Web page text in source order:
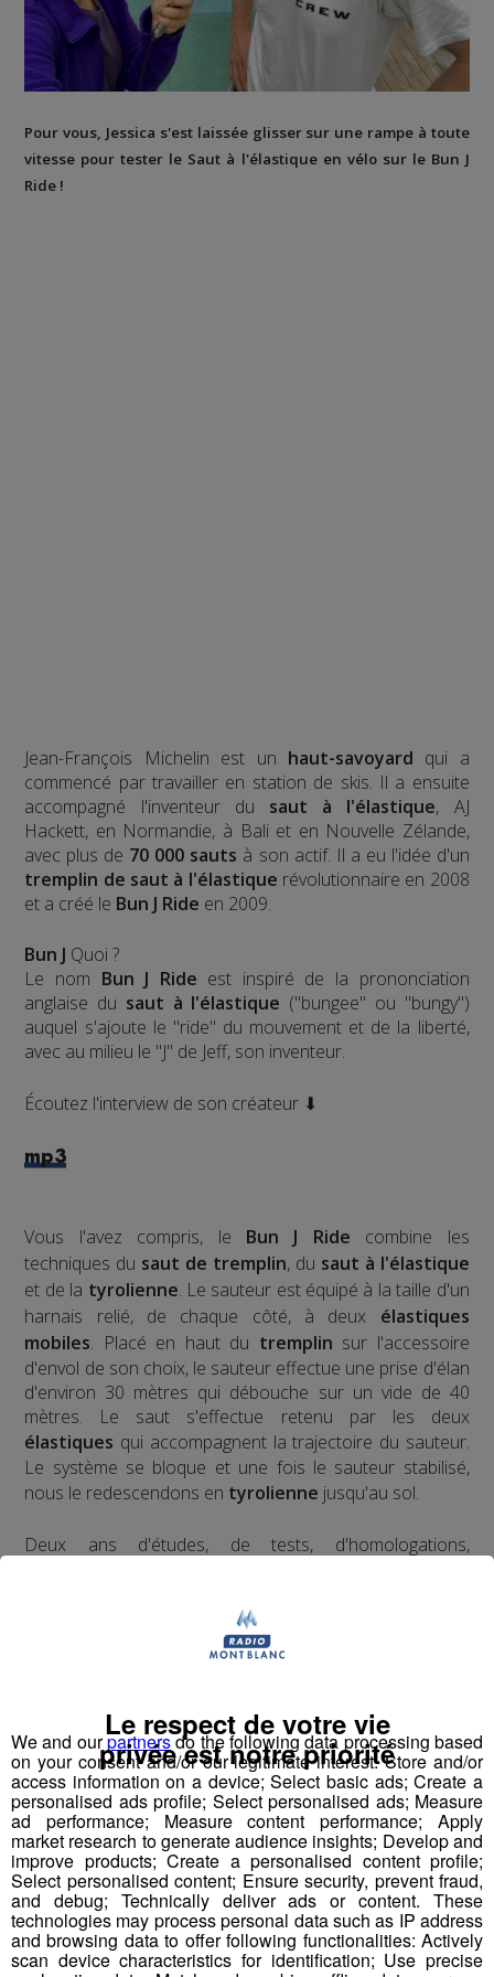
Pour vous, Jessica s'est laissée glisser sur une rampe à toute
vitesse pour tester le Saut à l'élastique en vélo sur le Bun J
Ride !
Jean-François Michelin est un haut-savoyard qui a
commencé par travailler en station de skis. Il a ensuite
accompagné l'inventeur du saut à l'élastique, AJ
Hackett, en Normandie, à Bali et en Nouvelle Zélande,
avec plus de 70 000 sauts à son actif. Il a eu l'idée d'un
tremplin de saut à l'élastique révolutionnaire en 2008
et a créé le Bun J Ride en 2009.
Bun J Quoi ?
Le nom Bun J Ride est inspiré de la prononciation
anglaise du saut à l'élastique ("bungee" ou "bungy")
auquel s'ajoute le "ride" du mouvement et de la liberté,
avec au milieu le "J" de Jeff, son inventeur.
Écoutez l'interview de son créateur ⬇
mp3
Vous l'avez compris, le Bun J Ride combine les
techniques du saut de tremplin, du saut à l'élastique
et de la tyrolienne. Le sauteur est équipé à la taille d'un
harnais relié, de chaque côté, à deux élastiques
mobiles. Placé en haut du tremplin sur l'accessoire
d'envol de son choix, le sauteur effectue une prise d'élan
d'environ 30 mètres qui débouche sur un vide de 40
mètres. Le saut s'effectue retenu par les deux
élastiques qui accompagnent la trajectoire du sauteur.
Le système se bloque et une fois le sauteur stabilisé,
nous le redescendons en tyrolienne jusqu'au sol.
​Deux ans d'études, de tests, d'homologations,
tremplin de saut à l'élastique
Pour la version hivernale, c'est unsaut à l'élastique
en ski!
Partager sur Facebook
We and ourpartnersdo the following data processing based
on your consent and/or our legitimate interest: Store and/or
access information on a device; Select basic ads; Create a
personalised ads profile; Select personalised ads; Measure
ad performance; Measure content performance; Apply
market research to generate audience insights; Develop and
improve products; Create a personalised content profile;
Select personalised content; Ensure security, prevent fraud,
and debug; Technically deliver ads or content. These
technologies may process personal data such as IP address
and browsing data to offer following functionalities: Actively
scan device characteristics for identification; Use precise
Le respect de votre vie
privée est notre priorité